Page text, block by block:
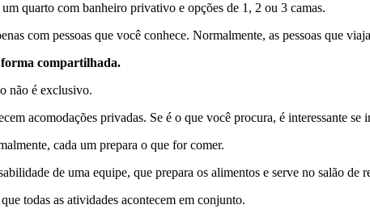
quarto com banheiro privativo e opções de 1, 2 ou 3 camas.
com pessoas que você conhece. Normalmente, as pessoas que
forma compartilhada.
não é exclusivo.
acomodações privadas. Se é o que você procura, é interessante se
cada um prepara o que for comer.
de uma equipe, que prepara os alimentos e serve no salão de
todas as atividades acontecem em conjunto.